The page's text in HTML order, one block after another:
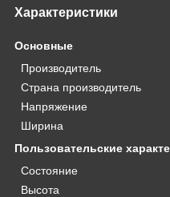
Характеристики
Основные
Производитель
Страна производитель
Напряжение
Ширина
Пользовательские
Состояние
Высота